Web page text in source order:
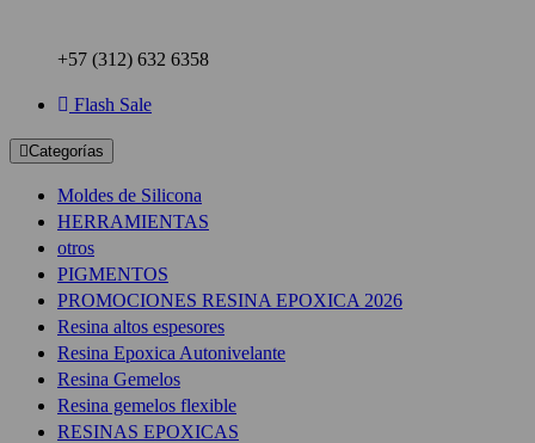
+57 (312) 632 6358
Flash Sale
Categorías
Moldes de Silicona
HERRAMIENTAS
otros
PIGMENTOS
PROMOCIONES RESINA EPOXICA 2026
Resina altos espesores
Resina Epoxica Autonivelante
Resina Gemelos
Resina gemelos flexible
RESINAS EPOXICAS